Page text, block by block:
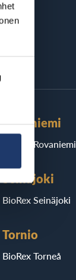
Rovaniemi
BioRex Rovaniemi
Seinäjoki
BioRex Seinäjoki
Tornio
BioRex Torneå